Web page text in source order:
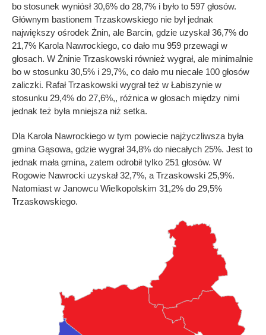
bo stosunek wyniósł 30,6% do 28,7% i było to 597 głosów.
Głównym bastionem Trzaskowskiego nie był jednak
największy ośrodek Żnin, ale Barcin, gdzie uzyskał 36,7% do
21,7% Karola Nawrockiego, co dało mu 959 przewagi w
głosach. W Żninie Trzaskowski również wygrał, ale minimalnie
bo w stosunku 30,5% i 29,7%, co dało mu niecałe 100 głosów
zaliczki. Rafał Trzaskowski wygrał też w Łabiszynie w
stosunku 29,4% do 27,6%,, różnica w głosach między nimi
jednak też była mniejsza niż setka.
Dla Karola Nawrockiego w tym powiecie najżyczliwsza była
gmina Gąsowa, gdzie wygrał 34,8% do niecałych 25%. Jest to
jednak mała gmina, zatem odrobił tylko 251 głosów. W
Rogowie Nawrocki uzyskał 32,7%, a Trzaskowski 25,9%.
Natomiast w Janowcu Wielkopolskim 31,2% do 29,5%
Trzaskowskiego.